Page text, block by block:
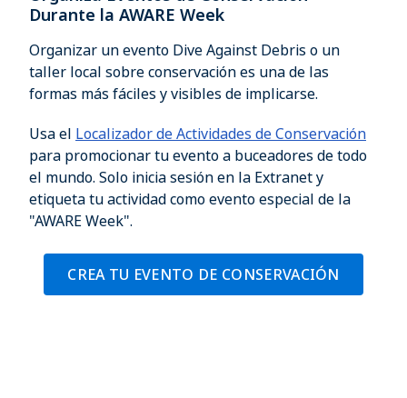
Durante la AWARE Week
Organizar un evento Dive Against Debris o un
taller local sobre conservación es una de las
formas más fáciles y visibles de implicarse.
Usa el Localizador de Actividades de Conservación
para promocionar tu evento a buceadores de todo
el mundo. Solo inicia sesión en la Extranet y
etiqueta tu actividad como evento especial de la
"AWARE Week".
CREA TU EVENTO DE CONSERVACIÓN